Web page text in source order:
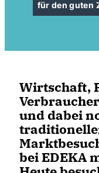
für den guten
Wirtschaft,
und dabei
bei EDEKA